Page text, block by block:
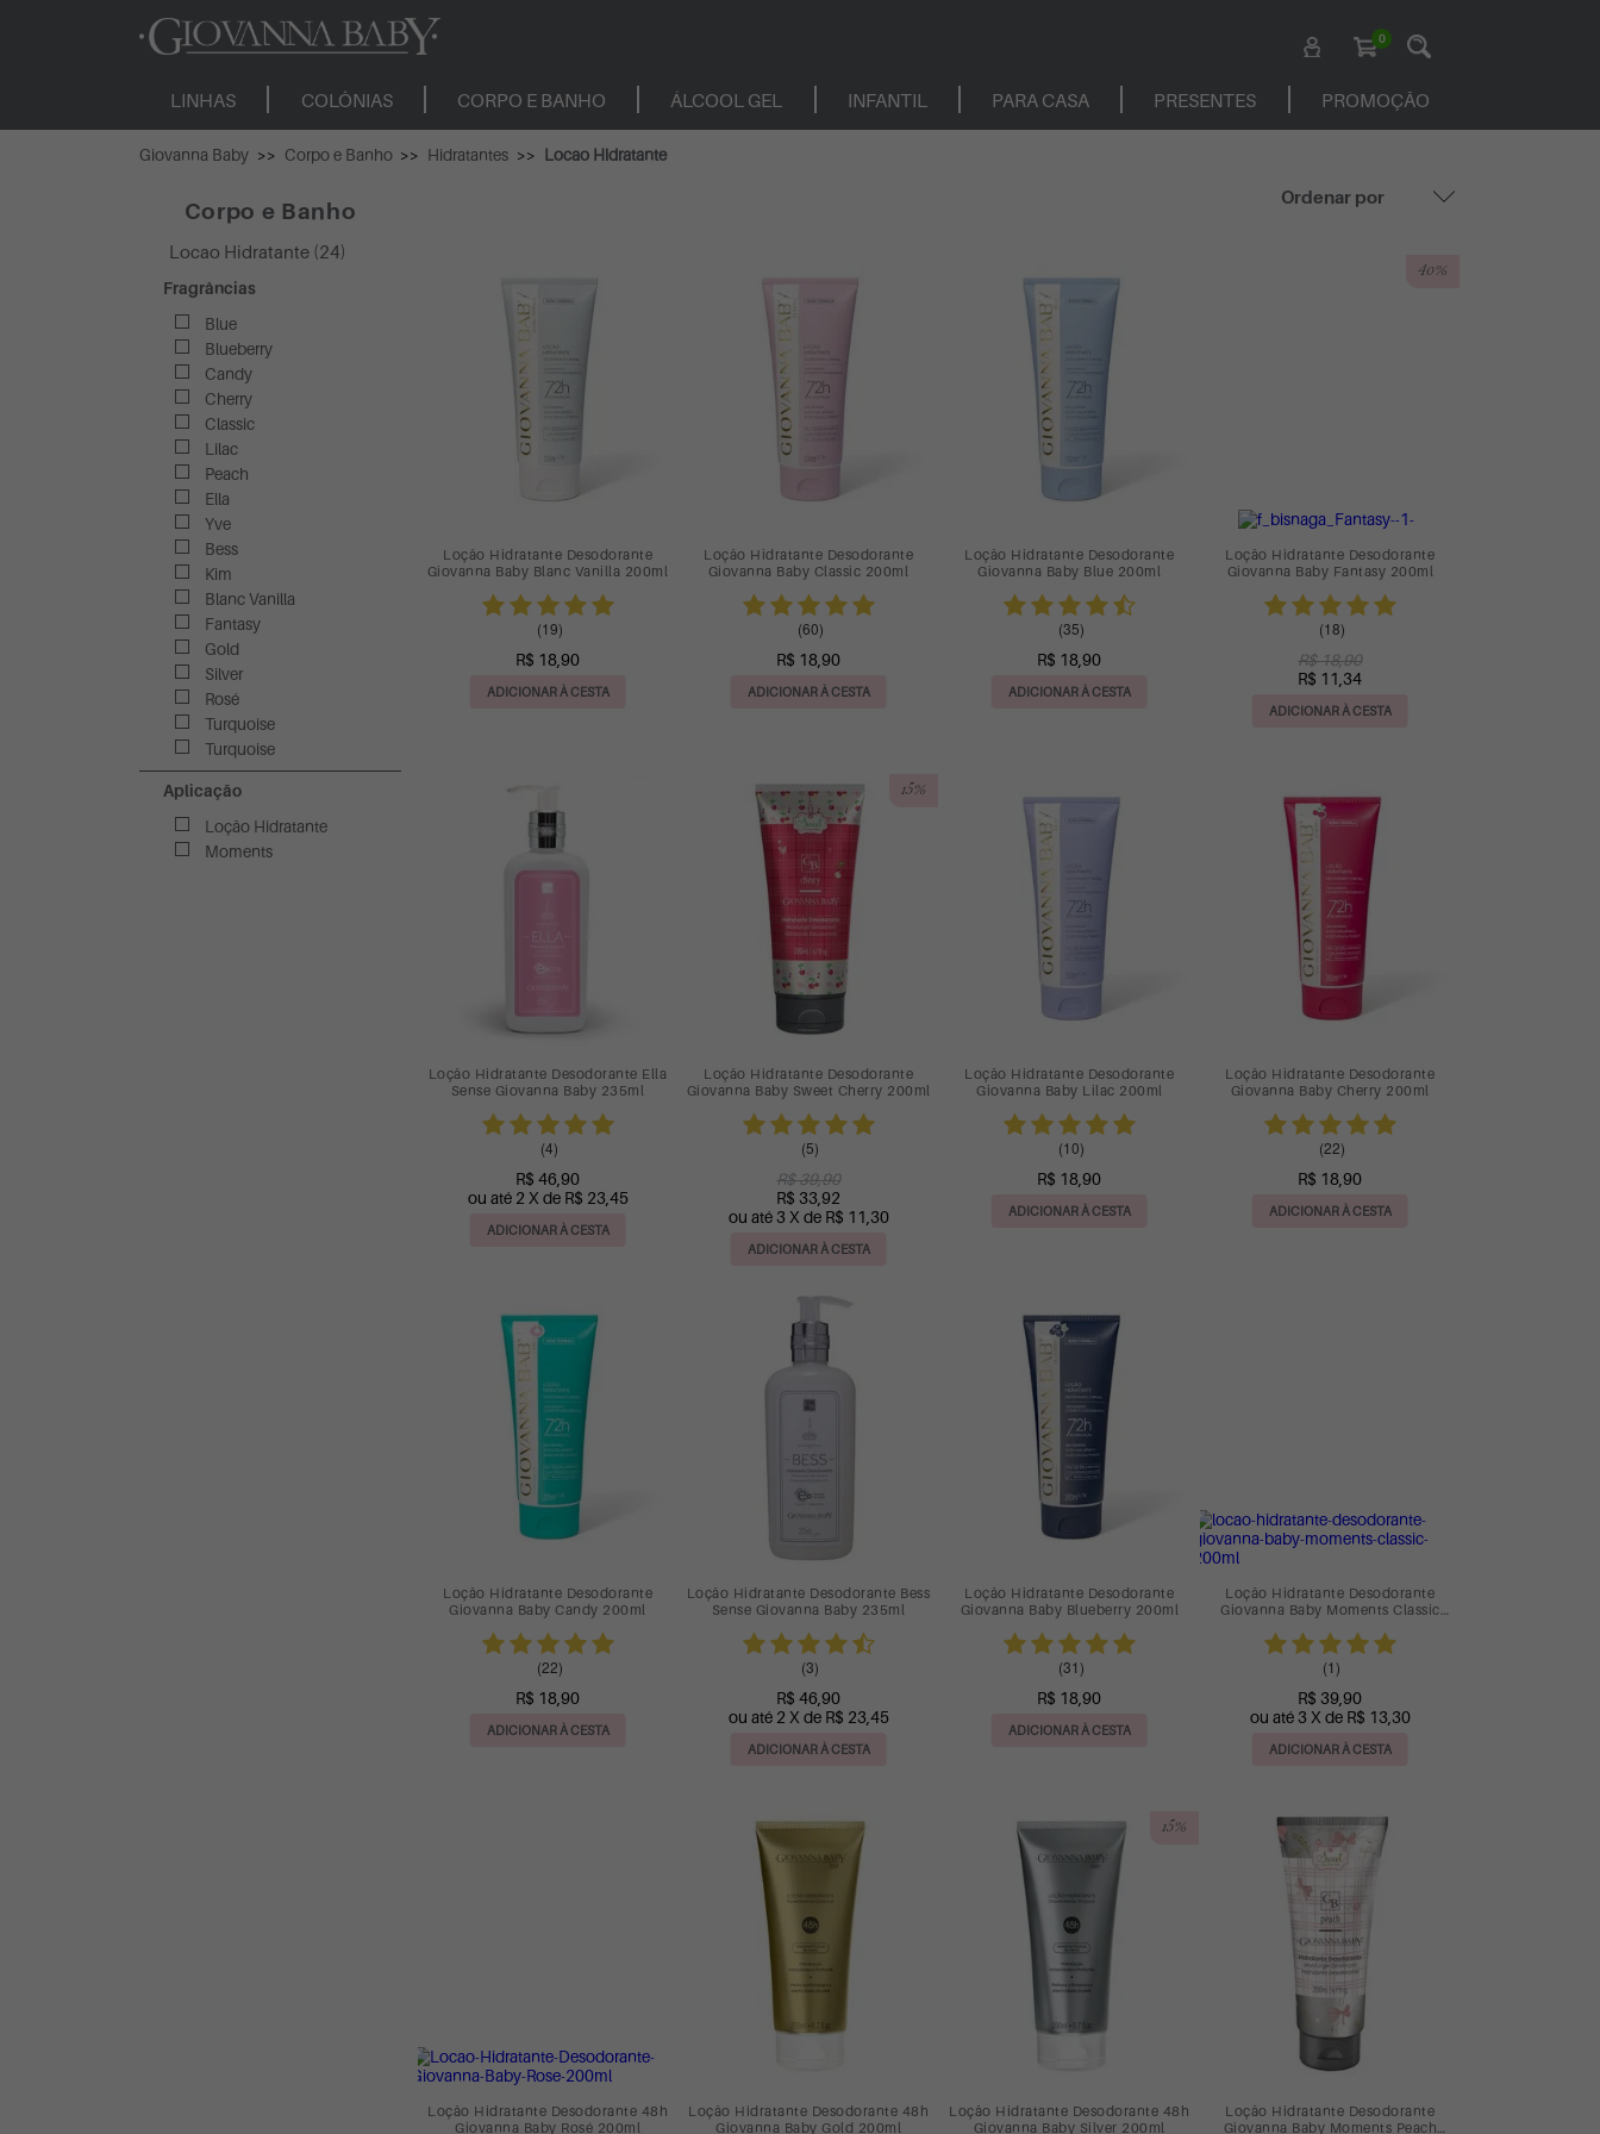
0
LINHAS COLÔNIAS CORPO E BANHO ÁLCOOL GEL INFANTIL PARA CASA PRESENTES PROMOÇÃO
Giovanna Baby Corpo e Banho Hidratantes Locao Hidratante
Corpo e Banho
Locao Hidratante (24)
Fragrâncias
Blue
Blueberry
Candy
Cherry
Classic
Lilac
Peach
Ella
Yve
Bess
Kim
Blanc Vanilla
Fantasy
Gold
Silver
Rosé
Turquoise
Turquoise
Aplicação
Loção Hidratante
Moments
Loção Hidratante Desodorante
Giovanna Baby Blanc Vanilla 200ml
(19)
R$ 18,90
ADICIONAR À CESTA
Loção Hidratante Desodorante
Giovanna Baby Classic 200ml
(60)
R$ 18,90
ADICIONAR À CESTA
Loção Hidratante Desodorante
Giovanna Baby Blue 200ml
(35)
R$ 18,90
ADICIONAR À CESTA
40%
Loção Hidratante Desodorante
Giovanna Baby Fantasy 200ml
(18)
R$ 18,90
R$ 11,34
ADICIONAR À CESTA
Loção Hidratante Desodorante Ella
Sense Giovanna Baby 235ml
(4)
R$ 46,90
ou até 2 X de R$ 23,45
ADICIONAR À CESTA
15%
Loção Hidratante Desodorante
Giovanna Baby Sweet Cherry 200ml
(5)
R$ 39,90
R$ 33,92
ou até 3 X de R$ 11,30
ADICIONAR À CESTA
Loção Hidratante Desodorante
Giovanna Baby Lilac 200ml
(10)
R$ 18,90
ADICIONAR À CESTA
Loção Hidratante Desodorante
Giovanna Baby Cherry 200ml
(22)
R$ 18,90
ADICIONAR À CESTA
Loção Hidratante Desodorante
Giovanna Baby Candy 200ml
(22)
R$ 18,90
ADICIONAR À CESTA
Loção Hidratante Desodorante Bess
Sense Giovanna Baby 235ml
(3)
R$ 46,90
ou até 2 X de R$ 23,45
ADICIONAR À CESTA
Loção Hidratante Desodorante
Giovanna Baby Blueberry 200ml
(31)
R$ 18,90
ADICIONAR À CESTA
Loção Hidratante Desodorante
Giovanna Baby Moments Classic
(1)
R$ 39,90
ou até 3 X de R$ 13,30
ADICIONAR À CESTA
Loção Hidratante Desodorante 48h
Giovanna Baby Rosé 200ml
Loção Hidratante Desodorante 48h
Giovanna Baby Gold 200ml
15%
Loção Hidratante Desodorante 48h
Giovanna Baby Silver 200ml
Loção Hidratante Desodorante
Giovanna Baby Moments Peach